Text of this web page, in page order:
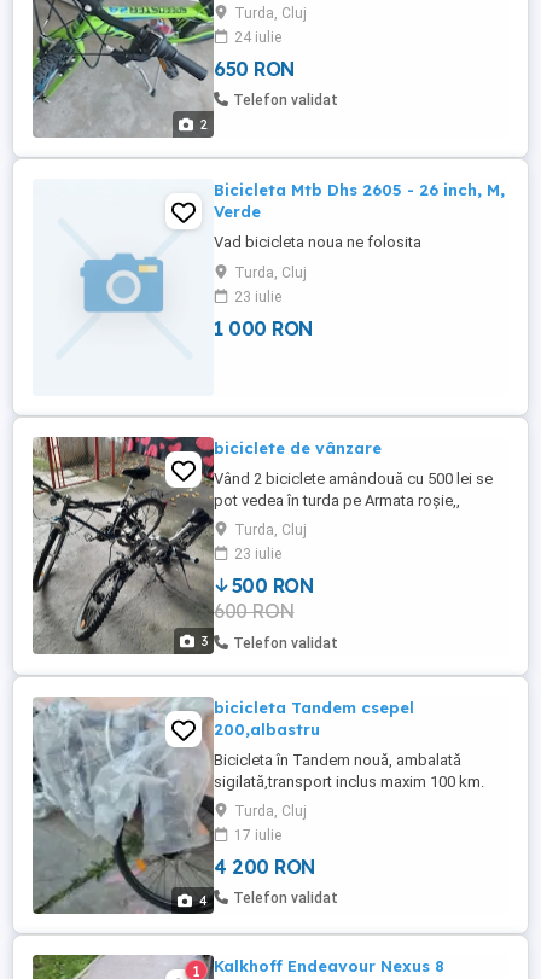
2
franare si schimbator Shimano, cauciucuri
foarte bune.
Turda, Cluj
24 iulie
650 RON
Telefon validat
Bicicleta Mtb Dhs 2605 - 26 inch, M,
Verde
Vad bicicleta noua ne folosita
Turda, Cluj
23 iulie
1 000 RON
3
biciclete de vânzare
Vând 2 biciclete amândouă cu 500 lei se
pot vedea în turda pe Armata roșie,,
Turda, Cluj
23 iulie
500 RON
600 RON
Telefon validat
4
bicicleta Tandem csepel
200,albastru
Bicicleta în Tandem nouă, ambalată
sigilată,transport inclus maxim 100 km.
Turda, Cluj
17 iulie
4 200 RON
Telefon validat
1 Kalkhoff Endeavour Nexus 8